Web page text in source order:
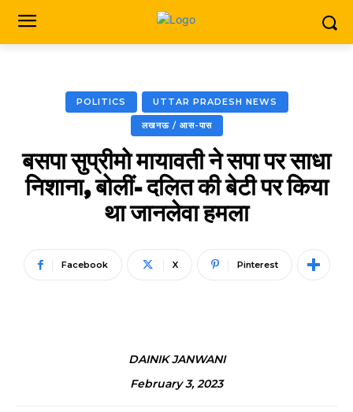
POLITICS UTTAR PRADESH NEWS
लखनऊ / आस-पास
बसपा सुप्रीमो मायावती ने सपा पर साधा
निशाना, बोलीं- दलित की बेटी पर किया
था जानलेवा हमला
Facebook X Pinterest
DAINIK JANWANI
February 3, 2023